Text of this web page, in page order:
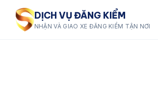
DỊCH VỤ ĐĂNG KIỂM
NHẬN VÀ GIAO XE ĐĂNG KIỂM TẬN NƠI